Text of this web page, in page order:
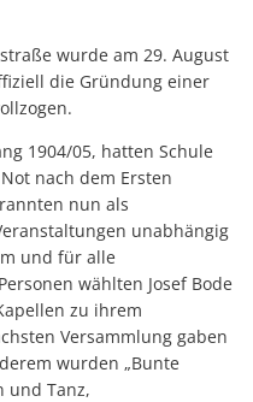
wurde am 29. August
die Gründung einer
1904/05, hatten Schule
nach dem Ersten
nun als
unabhängig
und für alle
wählten Josef Bode
zu ihrem
Versammlung gaben
wurden „Bunte
und Tanz,